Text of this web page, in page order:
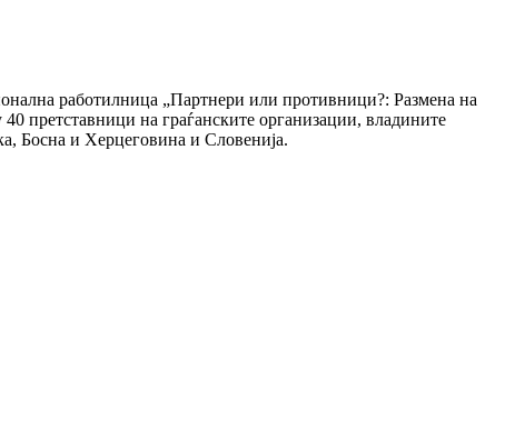
работилница „Партнери или противници?: Размена на
претставници на граѓанските организации, владините
Босна и Херцеговина и Словенија.